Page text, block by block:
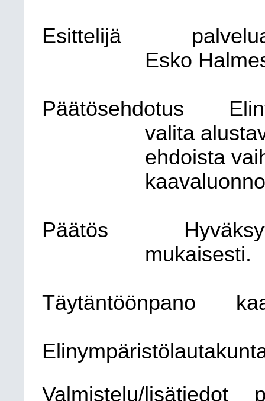
Esittelijä
Esko
Päätösehdotus
valita
ehdoista
Päätös
mukaisesti.
Täytäntöönpano
Valmistelu/lisätiedot